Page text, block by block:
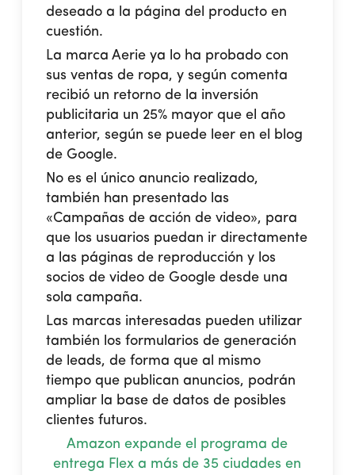
deseado a la página del producto en
cuestión.
La marca Aerie ya lo ha probado con
sus ventas de ropa, y según comenta
recibió un retorno de la inversión
publicitaria un 25% mayor que el año
anterior, según se puede leer en el blog
de Google.
No es el único anuncio realizado,
también han presentado las
«Campañas de acción de video», para
que los usuarios puedan ir directamente
a las páginas de reproducción y los
socios de video de Google desde una
sola campaña.
Las marcas interesadas pueden utilizar
también los formularios de generación
de leads, de forma que al mismo
tiempo que publican anuncios, podrán
ampliar la base de datos de posibles
clientes futuros.
Amazon expande el programa de
entrega Flex a más de 35 ciudades en